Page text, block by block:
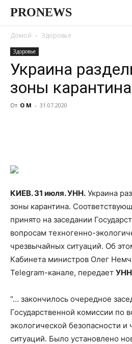
PRONEWS
Домой Здоровье
Здоровье
Украина
зоны
От О М - 31.07.2020
КИЕВ. 31 июля. УНН. Украина
зоны карантина.
принято на заседании
вопросам техногенно-
чрезвычайных ситуаций. Об
Кабинета министров Олег
Telegram-канале, передает
“… закончилось очередное
Государственной комиссии по
экологической безопасности и
ситуаций. Было установлено